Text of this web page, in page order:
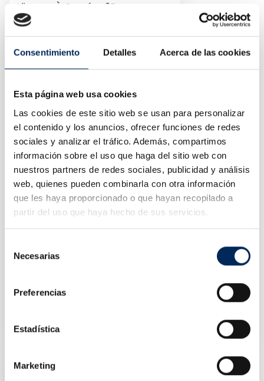
Consentimiento Detalles Acerca de las cookies
Esta página web usa cookies
Las cookies de este sitio web se usan para personalizar
el contenido y los anuncios, ofrecer funciones de redes
sociales y analizar el tráfico. Además, compartimos
información sobre el uso que haga del sitio web con
nuestros partners de redes sociales, publicidad y análisis
web, quienes pueden combinarla con otra información
que les haya proporcionado o que hayan recopilado a
partir del uso que haya hecho de sus servicios.
Necesarias
Preferencias
Estadística
Marketing
Aligneur À Caméra 3D
10/A750
7 479,93 €Prix
Pont Élévateur À Ciseaux Hors Sol 3 Tonnes 380V
2 850,00 €